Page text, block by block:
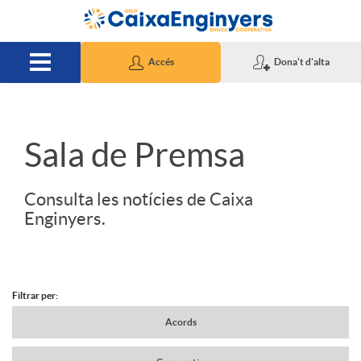
Salta al contingut principal
Accés Dona't d'alta
S
d
Sala de Premsa
Consulta les notícies de Caixa
Enginyers.
N
Filtrar per:
Acords